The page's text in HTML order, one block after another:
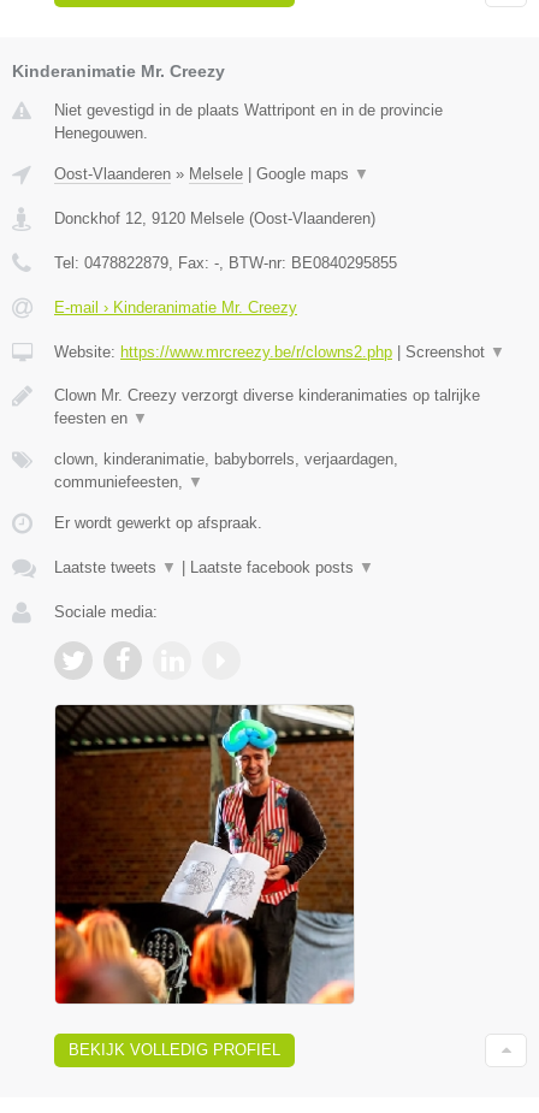
Kinderanimatie Mr. Creezy
Niet gevestigd in de plaats Wattripont en in de provincie
Henegouwen.
Oost-Vlaanderen » Melsele Google maps ▼
Donckhof 12, 9120 Melsele (Oost-Vlaanderen)
Tel: 0478822879, Fax: -, BTW-nr: BE0840295855
E-mail › Kinderanimatie Mr. Creezy
Website: https://www.mrcreezy.be/r/clowns2.php Screenshot ▼
Clown Mr. Creezy verzorgt diverse kinderanimaties op talrijke
feesten en ▼
clown, kinderanimatie, babyborrels, verjaardagen,
communiefeesten, ▼
Er wordt gewerkt op afspraak.
Laatste tweets ▼ Laatste facebook posts ▼
Sociale media:
BEKIJK VOLLEDIG PROFIEL